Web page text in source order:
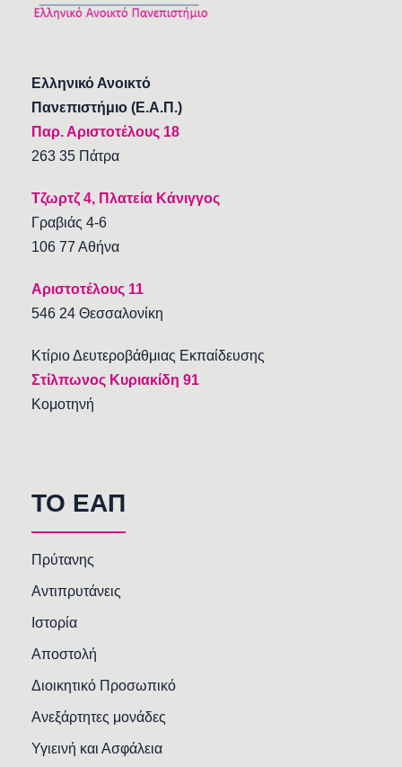
Ελληνικό Ανοικτό
Πανεπιστήμιο (Ε.Α.Π.)
Παρ. Αριστοτέλους 18
263 35 Πάτρα
Τζωρτζ 4, Πλατεία Κάνιγγος
Γραβιάς 4-6
106 77 Αθήνα
Αριστοτέλους 11
546 24 Θεσσαλονίκη
Κτίριο Δευτεροβάθμιας Εκπαίδευσης
Στίλπωνος Κυριακίδη 91
Κομοτηνή
TO EAΠ
Πρύτανης
Αντιπρυτάνεις
Ιστορία
Αποστολή
Διοικητικό Προσωπικό
Ανεξάρτητες μονάδες
Υγιεινή και Ασφάλεια